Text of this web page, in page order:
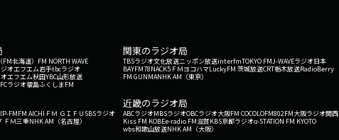
北海道） FM NORTH WAVE
オエフエム岩手tbcラジオ
エフエム秋田YBC山形放送
ラジオ福島ふくしまFM
関東のラジオ局
TBSラジオ文化放送ニッポン放送interfmTOKYO FMJ-WAVEラジオ日本
BAYFM78NACK5 ＦＭヨコハマLuckyFM 茨城放送CRT栃木放送RadioBerry
FM GUNMANHK AM（東京）
FMFM AICHI ＦＭ ＧＩＦＵ SBSラジオ
ＦＭ三重NHK AM（名古屋）
近畿のラジオ局
ABCラジオMBSラジオOBCラジオ大阪FM COCOLOFM802FM大阪ラジオ関西
Kiss FM KOBEe-radio FM滋賀KBS京都ラジオα-STATION FM KYOTO
wbs和歌山放送NHK AM（大阪）